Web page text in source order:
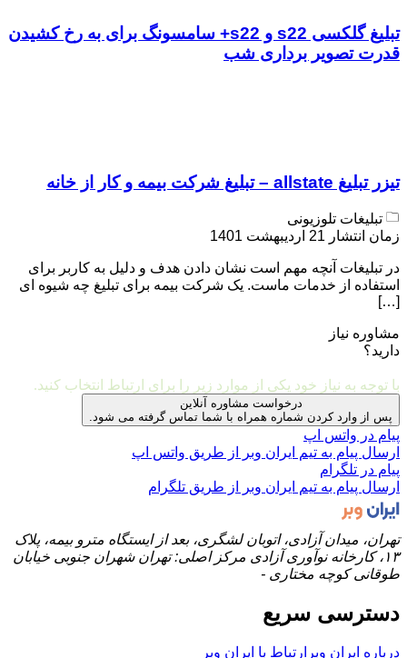
تبلیغ گلکسی s22 و s22+ سامسونگ برای به رخ کشیدن
قدرت تصویر برداری شب
تیزر تبلیغ allstate – تبلیغ شرکت بیمه و کار از خانه
تبلیغات تلوزیونی
زمان انتشار 21 اردیبهشت 1401
در تبلیغات آنچه مهم است نشان دادن هدف و دلیل به کاربر برای
استفاده از خدمات ماست. یک شرکت بیمه برای تبلیغ چه شیوه ای
[…]
مشاوره نیاز
دارید؟
با توجه به نیاز خود یکی از موارد زیر را برای ارتباط انتخاب کنید.
درخواست مشاوره آنلاین
پس از وارد کردن شماره همراه با شما تماس گرفته می شود.
پیام در واتس اپ
ارسال پیام به تیم ایران وبر از طریق واتس اپ
پیام در تلگرام
ارسال پیام به تیم ایران وبر از طریق تلگرام
تهران، میدان آزادی، اتوبان لشگری، بعد از ایستگاه مترو بیمه، پلاک
۱۳، کارخانه نوآوری آزادی مرکز اصلی: تهران شهران جنوبی خیابان
طوقانی کوچه مختاری -
دسترسی سریع
درباره ایران وبر ارتباط با ایران وبر